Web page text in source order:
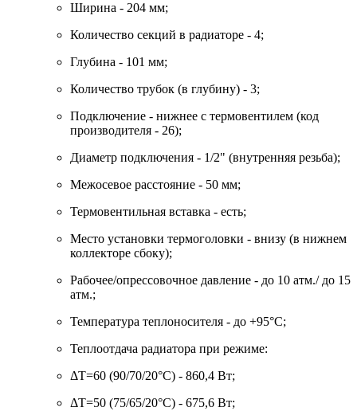
Ширина - 204 мм;
Количество секций в радиаторе - 4;
Глубина - 101 мм;
Количество трубок (в глубину) - 3;
Подключение - нижнее с термовентилем (код
производителя - 26);
Диаметр подключения - 1/2" (внутренняя резьба);
Межосевое расстояние - 50 мм;
Термовентильная вставка - есть;
Место установки термоголовки - внизу (в нижнем
коллекторе сбоку);
Рабочее/опрессовочное давление - до 10 атм./ до 15
атм.;
Температура теплоносителя - до +95°C;
Теплоотдача радиатора при режиме:
ΔT=60 (90/70/20°C) - 860,4 Вт;
ΔT=50 (75/65/20°C) - 675,6 Вт;